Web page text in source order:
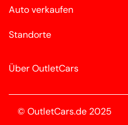
Auto verkaufen
Standorte
Über OutletCars
© OutletCars.de 2025